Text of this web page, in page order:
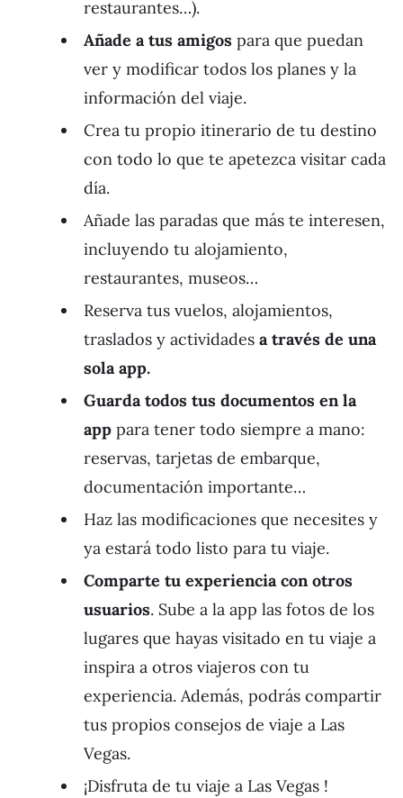
restaurantes…).
Añade a tus amigos para que puedan
ver y modificar todos los planes y la
información del viaje.
Crea tu propio itinerario de tu destino
con todo lo que te apetezca visitar cada
día.
Añade las paradas que más te interesen,
incluyendo tu alojamiento,
restaurantes, museos…
Reserva tus vuelos, alojamientos,
traslados y actividades a través de una
sola app.
Guarda todos tus documentos en la
app para tener todo siempre a mano:
reservas, tarjetas de embarque,
documentación importante…
Haz las modificaciones que necesites y
ya estará todo listo para tu viaje.
Comparte tu experiencia con otros
usuarios. Sube a la app las fotos de los
lugares que hayas visitado en tu viaje a
inspira a otros viajeros con tu
experiencia. Además, podrás compartir
tus propios consejos de viaje a Las
Vegas.
¡Disfruta de tu viaje a Las Vegas !